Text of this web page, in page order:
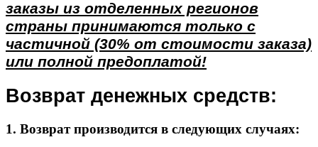
заказы из отделенных регионов
страны принимаются только с
частичной (30% от стоимости заказа)
или полной предоплатой!
Возврат денежных средств:
1. Возврат производится в следующих случаях: